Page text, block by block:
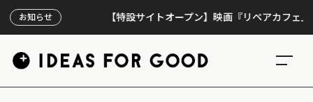
お知らせ 【特設サイトオープン】映画『リペアカフェ』、上